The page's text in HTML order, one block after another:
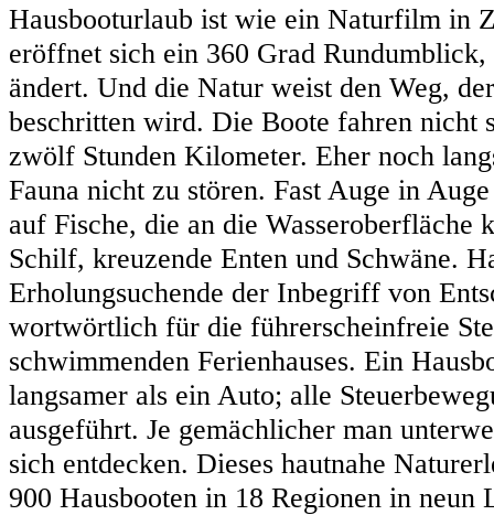
Hausbooturlaub ist wie ein Naturfilm in
eröffnet sich ein 360 Grad Rundumblick,
ändert. Und die Natur weist den Weg,
beschritten wird. Die Boote fahren nicht
zwölf Stunden Kilometer. Eher noch
Fauna nicht zu stören. Fast Auge in
auf Fische, die an die Wasseroberfläche
Schilf, kreuzende Enten und Schwäne.
Erholungsuchende der Inbegriff von
wortwörtlich für die führerscheinfreie
schwimmenden Ferienhauses. Ein
langsamer als ein Auto; alle
ausgeführt. Je gemächlicher man
sich entdecken. Dieses hautnahe
900 Hausbooten in 18 Regionen in neun